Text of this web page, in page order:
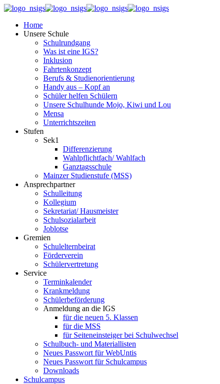
Home
Unsere Schule
Schulrundgang
Was ist eine IGS?
Inklusion
Fahrtenkonzept
Berufs & Studienorientierung
Handy aus – Kopf an
Schüler helfen Schülern
Unsere Schulhunde Mojo, Kiwi und Lou
Mensa
Unterrichtszeiten
Stufen
Sek1
Differenzierung
Wahlpflichtfach/ Wahlfach
Ganztagsschule
Mainzer Studienstufe (MSS)
Ansprechpartner
Schulleitung
Kollegium
Sekretariat/ Hausmeister
Schulsozialarbeit
Joblotse
Gremien
Schulelternbeirat
Förderverein
Schülervertretung
Service
Terminkalender
Krankmeldung
Schülerbeförderung
Anmeldung an die IGS
für die neuen 5. Klassen
für die MSS
für Seiteneinsteiger bei Schulwechsel
Schulbuch- und Materiallisten
Neues Passwort für WebUntis
Neues Passwort für Schulcampus
Downloads
Schulcampus